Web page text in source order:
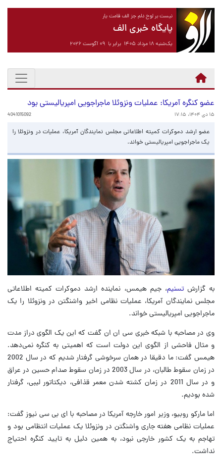
نیست بر لوح دلم جز الف قامت یار
پایگاه خبری الف
یک‌شنبه ۱۸ مرداد ۱۴۰۵ برابر با ۰۹ آگوست ۲۰۲۶
عضو کنگره آمریکا: عملیات ونزوئلا ماجراجویی امپریالیستی بود
۱۵ دی ۱۴۰۴، ۱۷:۱۵ 4041015092
عضو ارشد دموکرات کمیته اطلاعاتی مجلس نمایندگان آمریکا، عملیات در ونزوئلا را
یک ماجراجویی امپریالیستی خواند.
به گزارش تسنیم، جیم هیمس، نماینده ارشد دموکرات کمیته اطلاعاتی
مجلس نمایندگان آمریکا، عملیات نظامی اخیر واشنگتن در ونزوئلا را یک
ماجراجویی امپریالیستی خواند.
وی در مصاحبه با شبکه خبری سی ان ان گفت که این یک الگوی دراز مدت
و مثال فاحشی از الگوی این دولت است که اهمیتی به کنگره نمی‌دهد.
هیمس گفت: ما دقیقا در همان سرخوشی گرفتار شدیم که در سال 2002
در زمان سقوط طالبان، در سال 2003 در زمان سقوط صدام حسین در عراق
و در سال 2011 در زمان کشته شدن معمر قذافی، دیکتاتور لیبی، گرفتار
شده بودیم.
اما مارکو روبیو، وزیر امور خارجه آمریکا در مصاحبه با ای بی سی نیوز گفت:
عملیات نظامی هفته جاری واشنگتن در ونزوئلا یک عملیات انتظامی بود و
تهاجم به یک کشور خارجی نبود، به همین دلیل به تایید کنگره احتیاج
نداشت.